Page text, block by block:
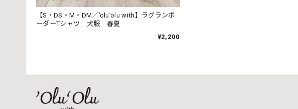
【S・DS・M・DM／’olu’olu with】ラグランボ
ーダーTシャツ 犬服 春夏
¥2,200